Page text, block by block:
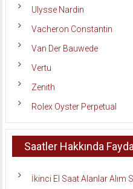
Ulysse Nardin
Vacheron Constantin
Van Der Bauwede
Vertu
Zenith
Rolex Oyster Perpetual
Saatler Hakkında
İkinci El Saat Alanlar Alım